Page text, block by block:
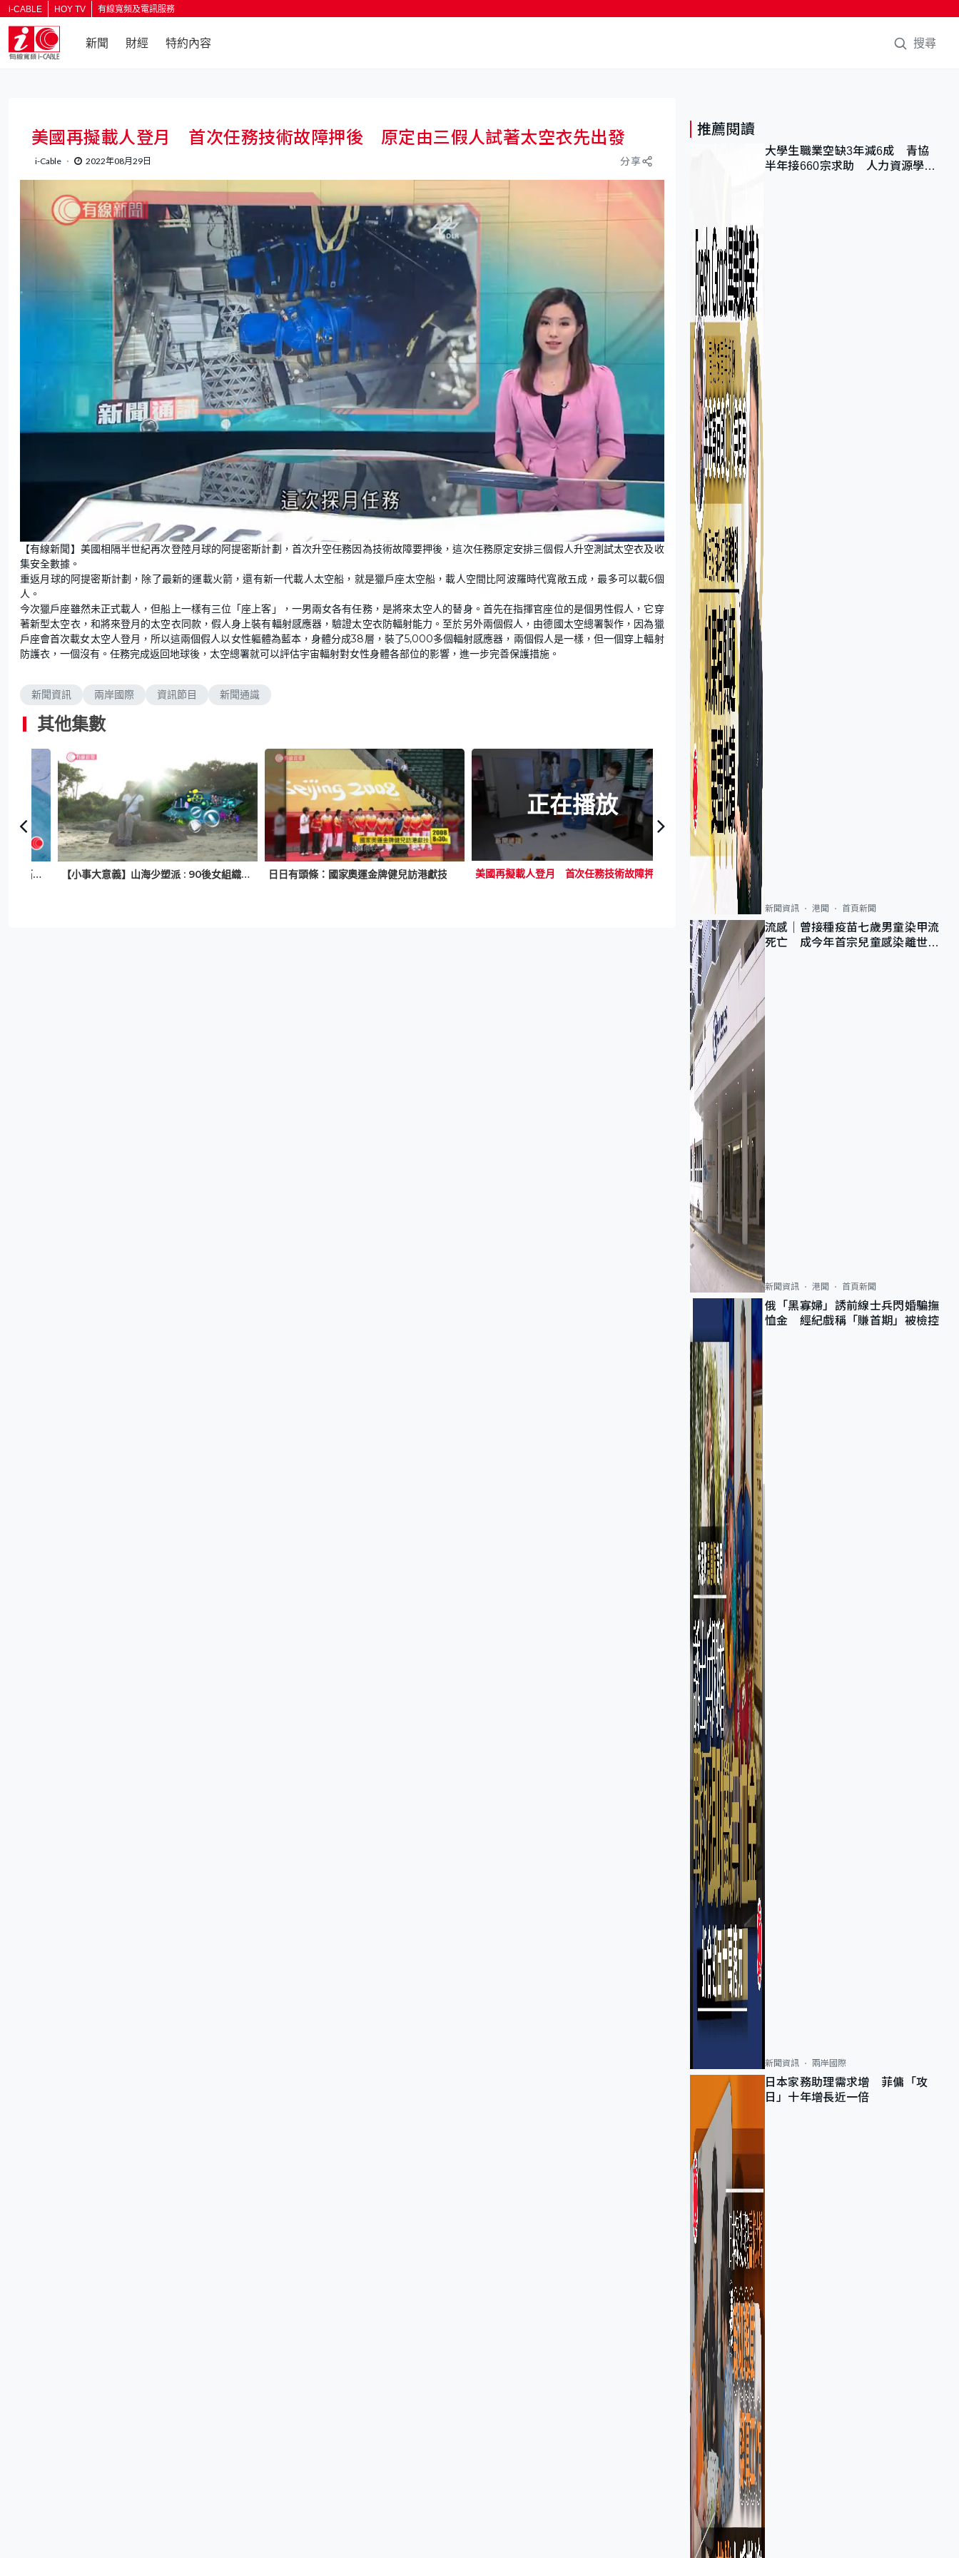
i-CABLE HOY TV 有線寬頻及電訊服務
新聞 財經 特約內容 搜尋
美國再擬載人登月 首次任務技術故障押後 原定由三假人試著太空衣先出發
i-Cable 2022年08月29日 分享
U
m
u
t
e
L
o
a
d
:
6
8
3
%
【有線新聞】美國相隔半世紀再次登陸月球的阿提密斯計劃，首次升空任務因為技術故障要押後，這次任務原定安排三個假人升空測試太空衣及收
集安全數據。
重返月球的阿提密斯計劃，除了最新的運載火箭，還有新一代載人太空船，就是獵戶座太空船，載人空間比阿波羅時代寬敞五成，最多可以載6個
人。
今次獵戶座雖然未正式載人，但船上一樣有三位「座上客」，一男兩女各有任務，是將來太空人的替身。首先在指揮官座位的是個男性假人，它穿
著新型太空衣，和將來登月的太空衣同款，假人身上裝有輻射感應器，驗證太空衣防輻射能力。至於另外兩個假人，由德國太空總署製作，因為獵
戶座會首次載女太空人登月，所以這兩個假人以女性軀體為藍本，身體分成38層，裝了5,000多個輻射感應器，兩個假人是一樣，但一個穿上輻射
防護衣，一個沒有。任務完成返回地球後，太空總署就可以評估宇宙輻射對女性身體各部位的影響，進一步完善保護措施。
新聞資訊 兩岸國際 資訊節目 新聞通識
其他集數
格陵蘭冰原融化無法逆轉 人類停用化石燃料 無阻海平面上升27厘米 【小事大意義】山海少塑派 : 90後女組織淨灘淨山 冀做走塑教育籲人源頭減廢 日日有頭條：國家奧運金牌健兒訪港獻技
正在播放
日日有頭條：內地婦直通車上產子居權爭議
推薦閱讀
大學生職業空缺3年減6成 青協
半年接660宗求助 人力資源學
新聞資訊 港聞 首頁新聞
流感｜曾接種疫苗七歲男童染甲流
死亡 成今年首宗兒童感染離世個
新聞資訊 港聞 首頁新聞
俄「黑寡婦」誘前線士兵閃婚騙撫
恤金 經紀戲稱「賺首期」被檢控
新聞資訊 兩岸國際
日本家務助理需求增 菲傭「攻
日」十年增長近一倍